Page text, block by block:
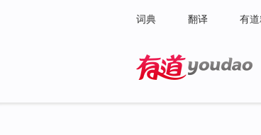
词典 翻译 有